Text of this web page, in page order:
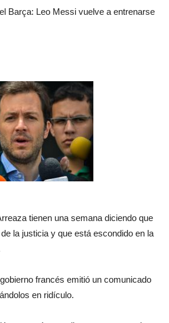
Barça: Leo Messi vuelve a entrenarse
tienen una semana diciendo que
la justicia y que está escondido en la
francés emitió un comunicado
en ridículo.